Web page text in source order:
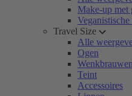
Make-up met
Travel Size
Alle
Ogen
Wenkbrauwen
Teint
Accessoires